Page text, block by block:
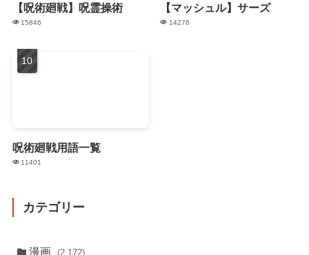
【呪術廻戦】呪霊操術
15846
【マッシュル】サーズ
14276
呪術廻戦用語一覧
11401
カテゴリー
漫画 (2,172)